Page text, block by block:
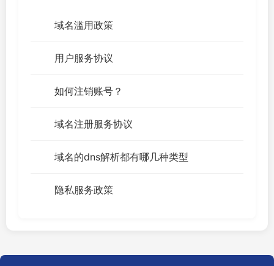
域名滥用政策
用户服务协议
如何注销账号？
域名注册服务协议
域名的dns解析都有哪几种类型
隐私服务政策